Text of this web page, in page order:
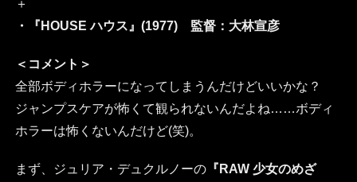
＋
・『HOUSE ハウス』(1977) 監督：大林宣彦
＜コメント＞
全部ボディホラーになってしまうんだけどいいかな？
ジャンプスケアが怖くて観られないんだよね……ボディ
ホラーは怖くないんだけど(笑)。
まず、ジュリア・デュクルノーの『RAW 少女のめざ